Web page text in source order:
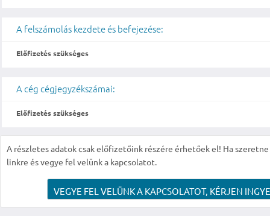
A felszámolás kezdete és befejezése:
Előfizetés szükséges
A cég cégjegyzékszámai:
Előfizetés szükséges
A részletes adatok csak előfizetőink részére érhetőek el! Ha
linkre és vegye fel velünk a kapcsolatot.
VEGYE FEL VELÜNK A KAPCSOLATOT, KÉRJEN